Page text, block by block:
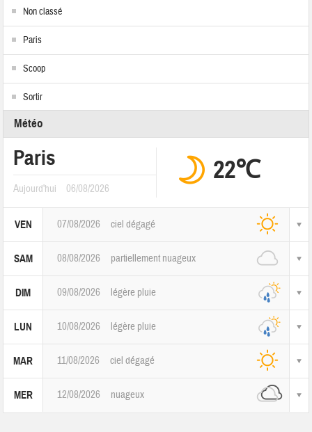
Non classé
Paris
Scoop
Sortir
Météo
Paris
Aujourd'hui 06/08/2026
22℃
VEN 07/08/2026 ciel dégagé
SAM 08/08/2026 partiellement nuageux
DIM 09/08/2026 légère pluie
LUN 10/08/2026 légère pluie
MAR 11/08/2026 ciel dégagé
MER 12/08/2026 nuageux